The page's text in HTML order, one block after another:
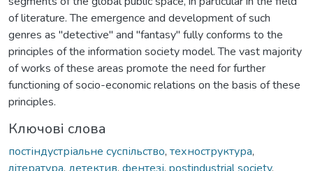
of literature. The emergence and development of such
genres as "detective" and "fantasy" fully conforms to the
principles of the information society model. The vast majority
of works of these areas promote the need for further
functioning of socio-economic relations on the basis of these
principles.
Ключові слова
постіндустріальне суспільство, техноструктура,